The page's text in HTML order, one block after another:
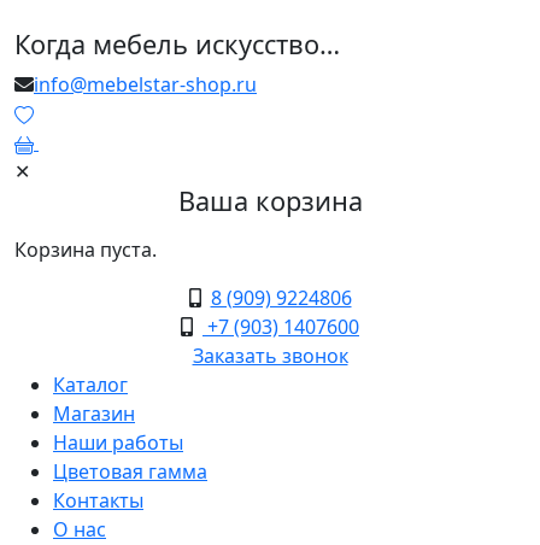
Когда мебель искусство…
info@mebelstar-shop.ru
✕
Ваша корзина
Корзина пуста.
8 (909) 9224806
+7 (903) 1407600
Заказать звонок
Каталог
Магазин
Наши работы
Цветовая гамма
Контакты
О нас